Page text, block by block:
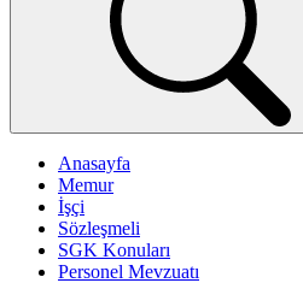
Anasayfa
Memur
İşçi
Sözleşmeli
SGK Konuları
Personel Mevzuatı